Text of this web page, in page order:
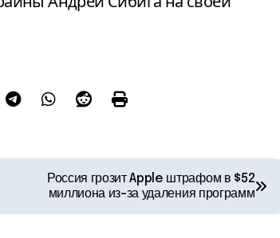
Россия грозит Apple штрафом в $52
миллиона из-за удаления программ